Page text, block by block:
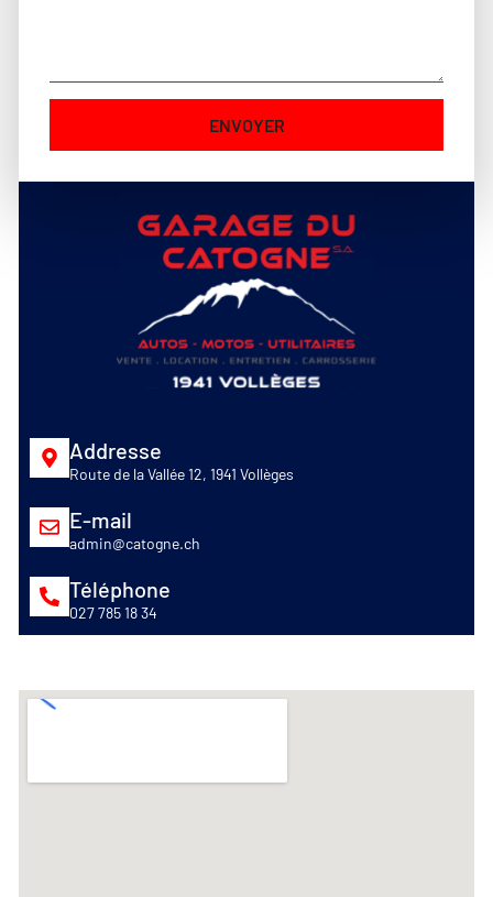
Addresse
Route de la Vallée 12, 1941 Vollèges
E-mail
admin@catogne.ch
Téléphone
027 785 18 34
ENVOYER